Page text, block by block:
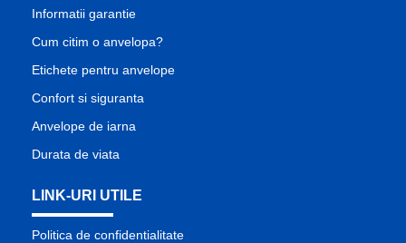
Informatii garantie
Cum citim o anvelopa?
Etichete pentru anvelope
Confort si siguranta
Anvelope de iarna
Durata de viata
LINK-URI UTILE
Politica de confidentialitate